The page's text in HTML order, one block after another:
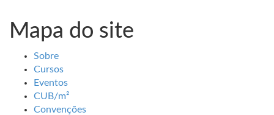
Mapa do site
Sobre
Cursos
Eventos
CUB/m²
Convenções